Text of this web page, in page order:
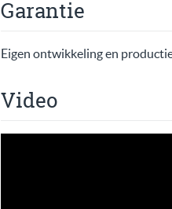
Garantie
Eigen ontwikkeling en
Video